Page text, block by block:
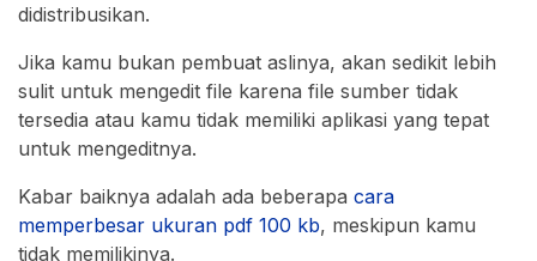
didistribusikan.
Jika kamu bukan pembuat aslinya, akan sedikit lebih
sulit untuk mengedit file karena file sumber tidak
tersedia atau kamu tidak memiliki aplikasi yang tepat
untuk mengeditnya.
Kabar baiknya adalah ada beberapa cara
memperbesar ukuran pdf 100 kb, meskipun kamu
tidak memilikinya.